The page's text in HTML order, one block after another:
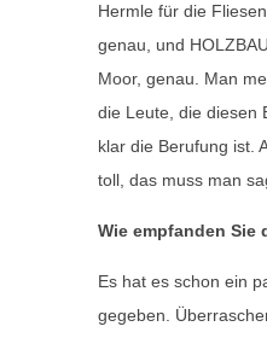
Hermle für die
genau, und
Moor, genau. Man
die Leute, die diesen
klar die Berufung ist.
toll, das muss man
Wie empfanden Sie
Es hat es schon ein
gegeben.